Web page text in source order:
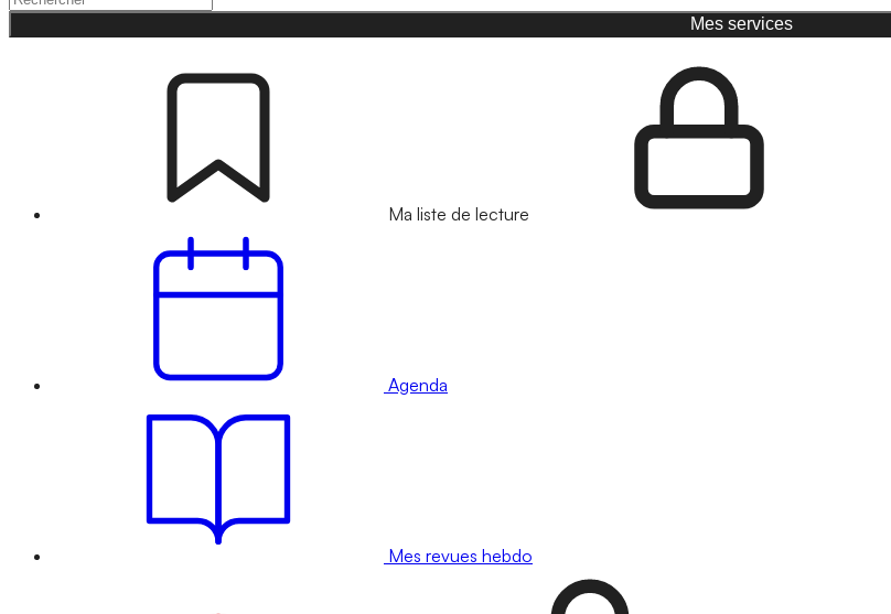
Mes services
Ma liste de lecture
Agenda
Mes revues hebdo